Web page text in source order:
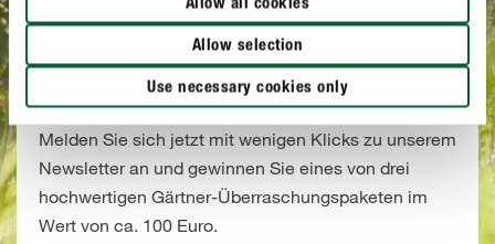
Allow all cookies
Allow selection
Use necessary cookies only
NEWSLETTERANMELDUNG
Bis zum 15.08.2026 Newsletter abonnieren
und gewinnen!
Melden Sie sich jetzt mit wenigen Klicks zu unserem
Newsletter an und gewinnen Sie eines von drei
hochwertigen Gärtner-Überraschungspaketen im
Wert von ca. 100 Euro.